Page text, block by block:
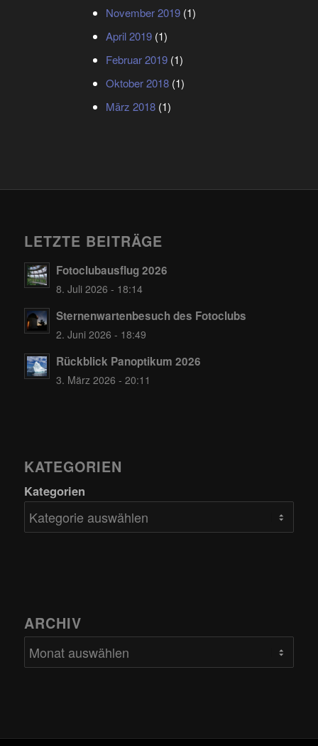
November 2019(1)
April 2019(1)
Februar 2019(1)
Oktober 2018(1)
März 2018(1)
LETZTE BEITRÄGE
Fotoclubausflug 2026
8. Juli 2026 - 18:14
Sternenwartenbesuch des Fotoclubs
2. Juni 2026 - 18:49
Rückblick Panoptikum 2026
3. März 2026 - 20:11
KATEGORIEN
Kategorien
ARCHIV